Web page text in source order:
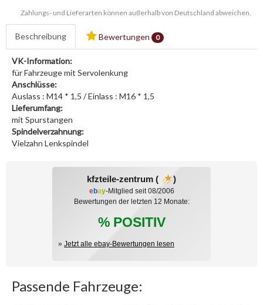
Zahlungs- und Lieferarten können außerhalb von Deutschland abweichen.
Beschreibung Bewertungen 0
VK-Information:
für Fahrzeuge mit Servolenkung
Anschlüsse:
Auslass : M14 * 1,5 / Einlass : M16 * 1,5
Lieferumfang:
mit Spurstangen
Spindelverzahnung:
Vielzahn Lenkspindel
kfzteile-zentrum ( )
ebay-Mitglied seit 08/2006
Bewertungen der letzten 12 Monate:
% POSITIV
» Jetzt alle ebay-Bewertungen lesen
Passende Fahrzeuge: